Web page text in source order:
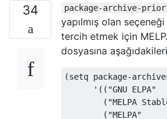
34 package-archive-
yapılmış olan seçeneği
tercih etmek için
dosyasına
(setq package-
'(("GNU ELPA"
("MELPA
("MELPA"